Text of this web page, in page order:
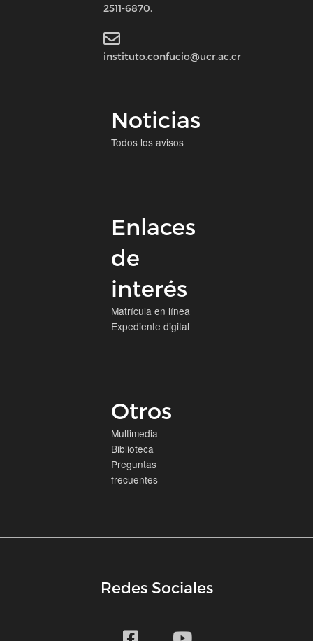
2511-6870.
instituto.confucio@ucr.ac.cr
Noticias
Todos los avisos
Enlaces
de
interés
Matrícula en línea
Expediente digital
Otros
Multimedia
Biblioteca
Preguntas
frecuentes
Redes Sociales